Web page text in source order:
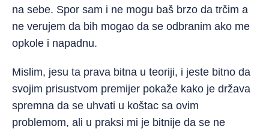
na sebe. Spor sam i ne mogu baš brzo da trčim a
ne verujem da bih mogao da se odbranim ako me
opkole i napadnu.
Mislim, jesu ta prava bitna u teoriji, i jeste bitno da
svojim prisustvom premijer pokaže kako je država
spremna da se uhvati u koštac sa ovim
problemom, ali u praksi mi je bitnije da se ne